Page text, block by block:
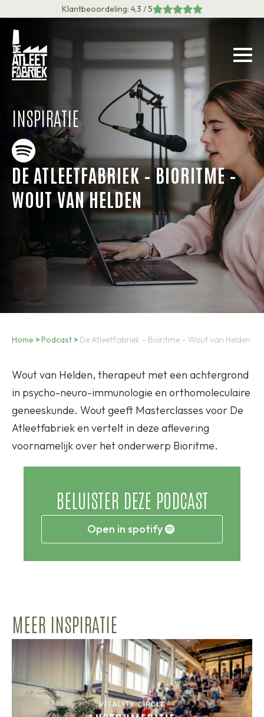
Klantbeoordeling: 4,3 / 5
INSPIRATIE
DE ATLEETFABRIEK – BIORITME –
WOUT VAN HELDEN
Home >Podcast > De Atleetfabriek – Bioritme – Wout van Helden
Wout van Helden, therapeut met een achtergrond
in psycho-neuro-immunologie en orthomoleculaire
geneeskunde. Wout geeft Masterclasses voor De
Atleetfabriek en vertelt in deze aflevering
voornamelijk over het onderwerp Bioritme.
BELUISTER DEZE PODCAST
Open in spotify
MEER INSPIRATIE